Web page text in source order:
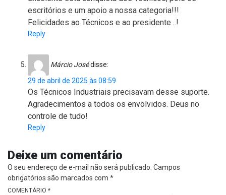
escritórios e um apoio a nossa categoria!!!
Felicidades ao Técnicos e ao presidente ..!
Reply
Márcio Josédisse:
29 de abril de 2025 às 08:59
Os Técnicos Industriais precisavam desse suporte.
Agradecimentos a todos os envolvidos. Deus no
controle de tudo!
Reply
Deixe um comentário
O seu endereço de e-mail não será publicado. Campos
obrigatórios são marcados com *
COMENTÁRIO *